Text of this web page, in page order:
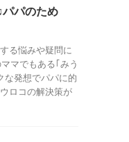
パのため
る悩みや疑問に
マでもある｢みう
な発想でパパに的
ロコの解決策が